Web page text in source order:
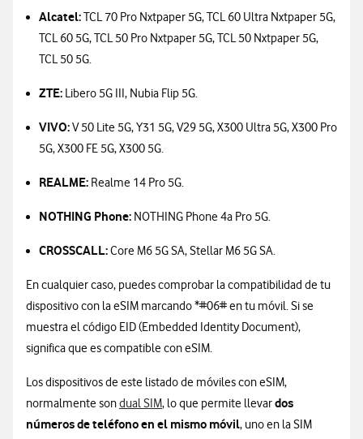
Alcatel:TCL 70 Pro Nxtpaper 5G, TCL 60 Ultra Nxtpaper 5G,
TCL 60 5G, TCL 50 Pro Nxtpaper 5G, TCL 50 Nxtpaper 5G,
TCL 50 5G.
ZTE: Libero 5G III, Nubia Flip 5G.
VIVO:V 50 Lite 5G, Y31 5G, V29 5G, X300 Ultra 5G, X300 Pro
5G, X300 FE 5G, X300 5G.
REALME: Realme 14 Pro 5G.
NOTHING Phone: NOTHING Phone 4a Pro 5G.
CROSSCALL:Core M6 5G SA, Stellar M6 5G SA.
En cualquier caso, puedes comprobar la compatibilidad de tu
dispositivo con la eSIM marcando *#06# en tu móvil. Si se
muestra el código EID (Embedded Identity Document),
significa que es compatible con eSIM.
Los dispositivos de este listado de móviles con eSIM,
normalmente sondual SIM, lo que permite llevardos
números de teléfono en el mismo móvil, uno en la SIM